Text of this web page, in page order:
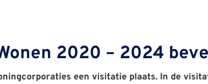
2020 – 2024
een visitatie plaats. In de